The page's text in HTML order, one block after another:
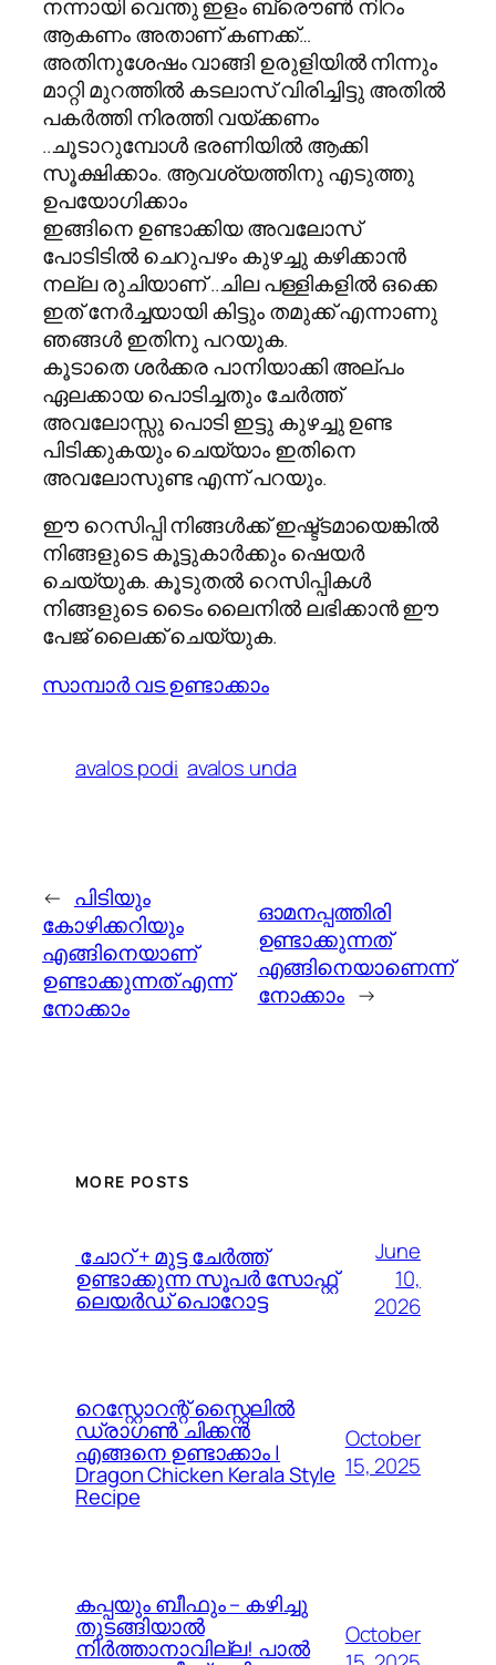
നന്നായി വെന്തു ഇളം ബ്രൌണ്‍ നിറം
ആകണം അതാണ്‌ കണക്ക്…
അതിനുശേഷം വാങ്ങി ഉരുളിയില്‍ നിന്നും
മാറ്റി മുറത്തില്‍ കടലാസ് വിരിച്ചിട്ടു അതില്‍
പകര്‍ത്തി നിരത്തി വയ്ക്കണം
..ചൂടാറുമ്പോള്‍ ഭരണിയില്‍ ആക്കി
സൂക്ഷിക്കാം. ആവശ്യത്തിനു എടുത്തു
ഉപയോഗിക്കാം
ഇങ്ങിനെ ഉണ്ടാക്കിയ അവലോസ്
പോടിടില്‍ ചെറുപഴം കുഴച്ചു കഴിക്കാന്‍
നല്ല രുചിയാണ് ..ചില പള്ളികളില്‍ ഒക്കെ
ഇത് നേര്‍ച്ചയായി കിട്ടും തമുക്ക് എന്നാണു
ഞങ്ങള്‍ ഇതിനു പറയുക.
കൂടാതെ ശര്‍ക്കര പാനിയാക്കി അല്പം
ഏലക്കായ പൊടിച്ചതും ചേര്‍ത്ത്
അവലോസ്സു പൊടി ഇട്ടു കുഴച്ചു ഉണ്ട
പിടിക്കുകയും ചെയ്യാം ഇതിനെ
അവലോസുണ്ട എന്ന് പറയും.
ഈ റെസിപ്പി നിങ്ങള്‍ക്ക് ഇഷ്ട്ടമായെങ്കില്‍
നിങ്ങളുടെ കൂട്ടുകാര്‍ക്കും ഷെയര്‍
ചെയ്യുക. കൂടുതല്‍ റെസിപ്പികള്‍
നിങ്ങളുടെ ടൈം ലൈനില്‍ ലഭിക്കാന്‍ ഈ
പേജ് ലൈക്ക് ചെയ്യുക.
സാമ്പാര്‍ വട ഉണ്ടാക്കാം
avalos podi avalos unda
← പിടിയും
കോഴിക്കറിയും
എങ്ങിനെയാണ്
ഉണ്ടാക്കുന്നത് എന്ന്
നോക്കാം
ഓമനപ്പത്തിരി
ഉണ്ടാക്കുന്നത്
എങ്ങിനെയാണെന്ന്
നോക്കാം →
MORE POSTS
️ ചോറ് + മുട്ട ചേർത്ത്
ഉണ്ടാക്കുന്ന സൂപർ സോഫ്റ്റ്
ലെയർഡ് പൊറോട്ട
June
10,
2026
റെസ്റ്റോറന്റ് സ്റ്റൈലിൽ
ഡ്രാഗൺ ചിക്കൻ
എങ്ങനെ ഉണ്ടാക്കാം |
Dragon Chicken Kerala Style
Recipe
October
15, 2025
കപ്പയും ബീഫും – കഴിച്ചു
തുടങ്ങിയാൽ
നിർത്താനാവില്ല! പാൽ
October